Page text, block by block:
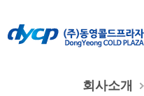
회사소개